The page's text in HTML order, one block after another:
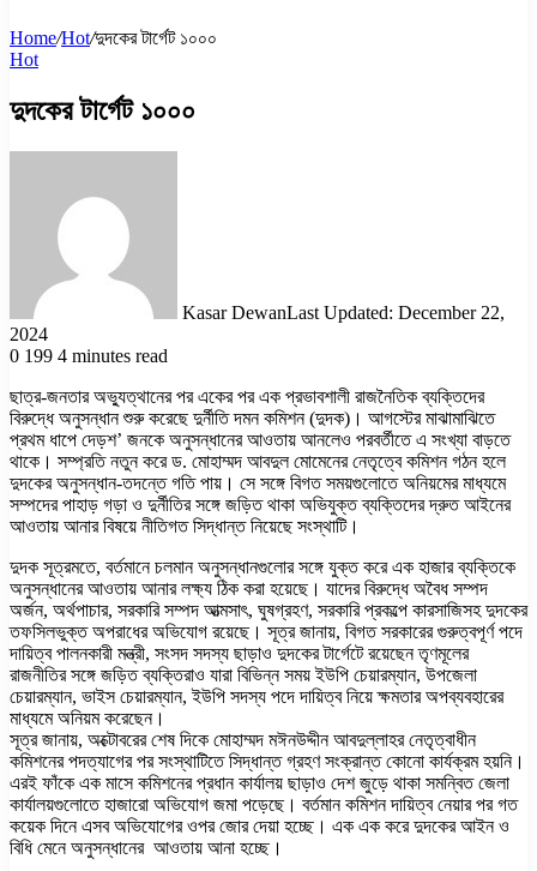
Home/Hot/দুদকের টার্গেট ১০০০
Hot
দুদকের টার্গেট ১০০০
Kasar DewanLast Updated: December 22,
2024
0 199 4 minutes read
ছাত্র-জনতার অভ্যুত্থানের পর একের পর এক প্রভাবশালী রাজনৈতিক ব্যক্তিদের
বিরুদ্ধে অনুসন্ধান শুরু করেছে দুর্নীতি দমন কমিশন (দুদক)। আগস্টের মাঝামাঝিতে
প্রথম ধাপে দেড়শ’ জনকে অনুসন্ধানের আওতায় আনলেও পরবর্তীতে এ সংখ্যা বাড়তে
থাকে। সম্প্রতি নতুন করে ড. মোহাম্মদ আবদুল মোমেনের নেতৃত্বে কমিশন গঠন হলে
দুদকের অনুসন্ধান-তদন্তে গতি পায়। সে সঙ্গে বিগত সময়গুলোতে অনিয়মের মাধ্যমে
সম্পদের পাহাড় গড়া ও দুর্নীতির সঙ্গে জড়িত থাকা অভিযুক্ত ব্যক্তিদের দ্রুত আইনের
আওতায় আনার বিষয়ে নীতিগত সিদ্ধান্ত নিয়েছে সংস্থাটি।
দুদক সূত্রমতে, বর্তমানে চলমান অনুসন্ধানগুলোর সঙ্গে যুক্ত করে এক হাজার ব্যক্তিকে
অনুসন্ধানের আওতায় আনার লক্ষ্য ঠিক করা হয়েছে। যাদের বিরুদ্ধে অবৈধ সম্পদ
অর্জন, অর্থপাচার, সরকারি সম্পদ আত্মসাৎ, ঘুষগ্রহণ, সরকারি প্রকল্পে কারসাজিসহ দুদকের
তফসিলভুক্ত অপরাধের অভিযোগ রয়েছে। সূত্র জানায়, বিগত সরকারের গুরুত্বপূর্ণ পদে
দায়িত্ব পালনকারী মন্ত্রী, সংসদ সদস্য ছাড়াও দুদকের টার্গেটে রয়েছেন তৃণমূলের
রাজনীতির সঙ্গে জড়িত ব্যক্তিরাও যারা বিভিন্ন সময় ইউপি চেয়ারম্যান, উপজেলা
চেয়ারম্যান, ভাইস চেয়ারম্যান, ইউপি সদস্য পদে দায়িত্ব নিয়ে ক্ষমতার অপব্যবহারের
মাধ্যমে অনিয়ম করেছেন।
সূত্র জানায়, অক্টোবরের শেষ দিকে মোহাম্মদ মঈনউদ্দীন আবদুল্লাহর নেতৃত্বাধীন
কমিশনের পদত্যাগের পর সংস্থাটিতে সিদ্ধান্ত গ্রহণ সংক্রান্ত কোনো কার্যক্রম হয়নি।
এরই ফাঁকে এক মাসে কমিশনের প্রধান কার্যালয় ছাড়াও দেশ জুড়ে থাকা সমন্বিত জেলা
কার্যালয়গুলোতে হাজারো অভিযোগ জমা পড়েছে। বর্তমান কমিশন দায়িত্ব নেয়ার পর গত
কয়েক দিনে এসব অভিযোগের ওপর জোর দেয়া হচ্ছে। এক এক করে দুদকের আইন ও
বিধি মেনে অনুসন্ধানের আওতায় আনা হচ্ছে।